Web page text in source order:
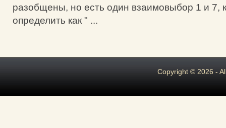
разобщены, но есть один взаимовыбор 1 и 7,
определить как " ...
Copyright © 2026 -